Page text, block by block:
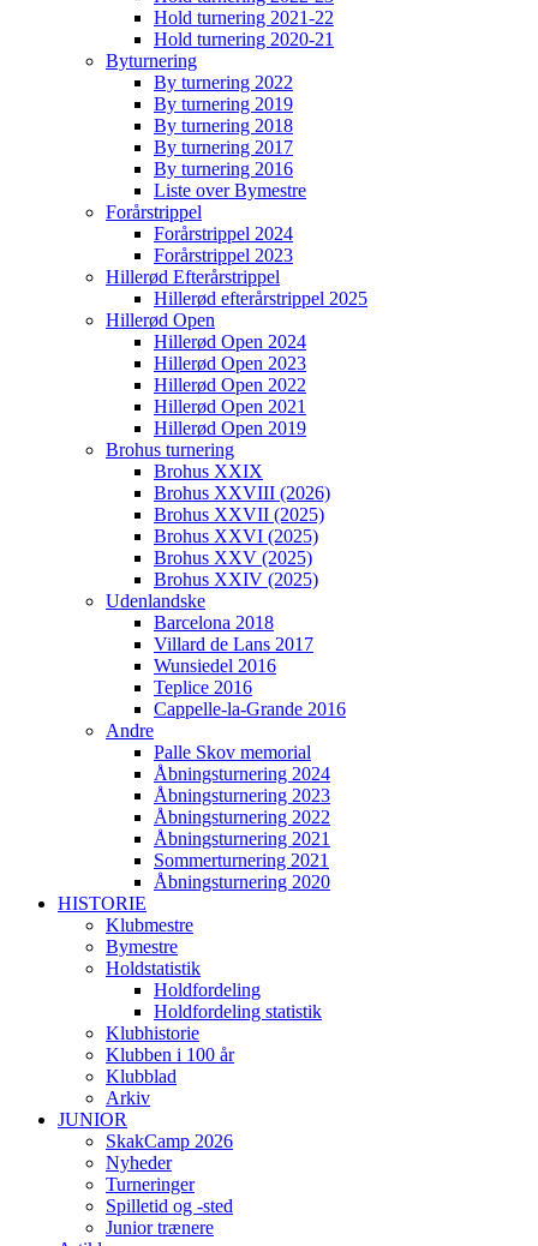
Hold turnering 2021-22
Hold turnering 2020-21
Byturnering
By turnering 2022
By turnering 2019
By turnering 2018
By turnering 2017
By turnering 2016
Liste over Bymestre
Forårstrippel
Forårstrippel 2024
Forårstrippel 2023
Hillerød Efterårstrippel
Hillerød efterårstrippel 2025
Hillerød Open
Hillerød Open 2024
Hillerød Open 2023
Hillerød Open 2022
Hillerød Open 2021
Hillerød Open 2019
Brohus turnering
Brohus XXIX
Brohus XXVIII (2026)
Brohus XXVII (2025)
Brohus XXVI (2025)
Brohus XXV (2025)
Brohus XXIV (2025)
Udenlandske
Barcelona 2018
Villard de Lans 2017
Wunsiedel 2016
Teplice 2016
Cappelle-la-Grande 2016
Andre
Palle Skov memorial
Åbningsturnering 2024
Åbningsturnering 2023
Åbningsturnering 2022
Åbningsturnering 2021
Sommerturnering 2021
Åbningsturnering 2020
HISTORIE
Klubmestre
Bymestre
Holdstatistik
Holdfordeling
Holdfordeling statistik
Klubhistorie
Klubben i 100 år
Klubblad
Arkiv
JUNIOR
SkakCamp 2026
Nyheder
Turneringer
Spilletid og -sted
Junior trænere